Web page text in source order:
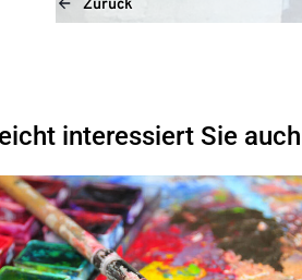
Zurück
interessiert Sie